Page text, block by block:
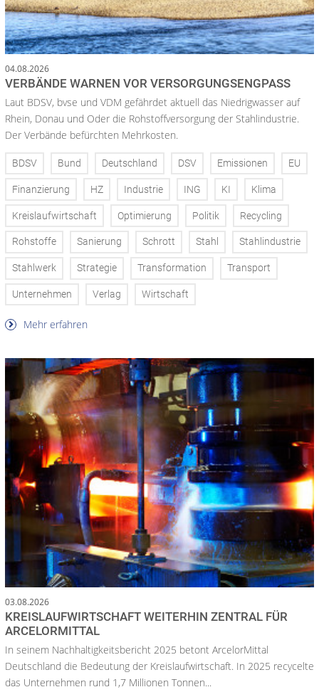
04.08.2026
VERBÄNDE WARNEN VOR VERSORGUNGSENGPASS
Laut BDSV, bvse und VDM gefährdet aktuell das Niedrigwasser auf
Rhein, Donau und Oder die Rohstoffversorgung der Stahlindustrie.
Der Verbände befürchten Mehrkosten.
BDSV Bund Deutschland DSV Emissionen EU
Finanzierung HZ Industrie ING KI Klima
Kreislaufwirtschaft Optimierung Politik Recycling
Rohstoffe Sanierung Schrott Stahl Stahlindustrie
Stahlwerk Strategie Transformation Transport
Unternehmen Verlag Wirtschaft
Mehr erfahren
03.08.2026
KREISLAUFWIRTSCHAFT WEITERHIN ZENTRAL FÜR
ARCELORMITTAL
In seinem Nachhaltigkeitsbericht 2025 betont ArcelorMittal
Deutschland die Bedeutung der Kreislaufwirtschaft. In 2025 recycelte
das Unternehmen rund 1,7 Millionen Tonnen...